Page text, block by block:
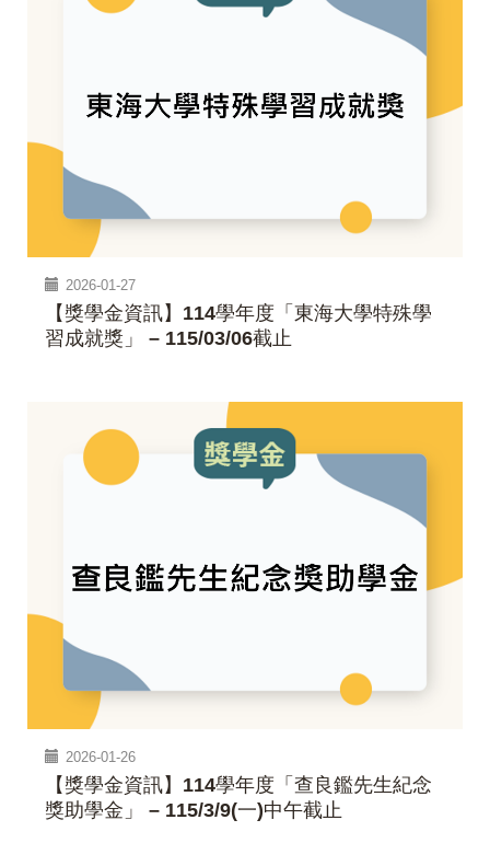
2026-01-27
【獎學金資訊】114學年度「東海大學特殊學
習成就獎」 – 115/03/06截止
2026-01-26
【獎學金資訊】114學年度「查良鑑先生紀念
獎助學金」 – 115/3/9(一)中午截止